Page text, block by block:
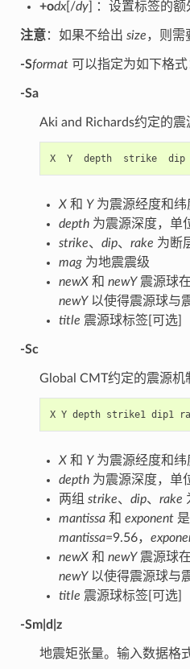
+odx[/dy] ：设置标签的额
注意：如果不给出 size，则需
-Sformat可以指定为如下格式
-Sa
Aki and Richards约定的
X Y depth strike dip
X和 Y为震源经度和纬
depth为震源深度，单
strike、 dip、 rake 为断
mag为地震震级
newX和 newY震源球
newY以使得震源球与
title 震源球标签[可选]
-Sc
Global CMT约定的震源
X Y depth strike1 dip1
X和 Y为震源经度和纬
depth为震源深度，单
两组 strike、 dip、 rake
mantissa和 exponent是
mantissa=9.56，
newX和 newY震源球
newY以使得震源球与
title 震源球标签[可选]
-Sm|d|z
地震矩张量。输入数据格